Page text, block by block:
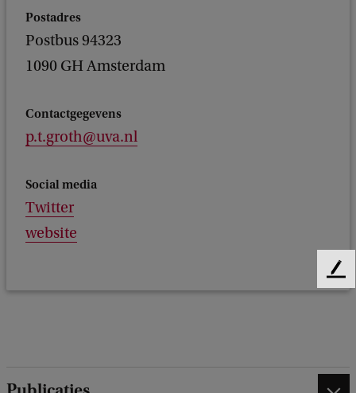
Postadres
Postbus 94323
1090 GH Amsterdam
Contactgegevens
p.t.groth@uva.nl
Social media
Twitter
website
F
e